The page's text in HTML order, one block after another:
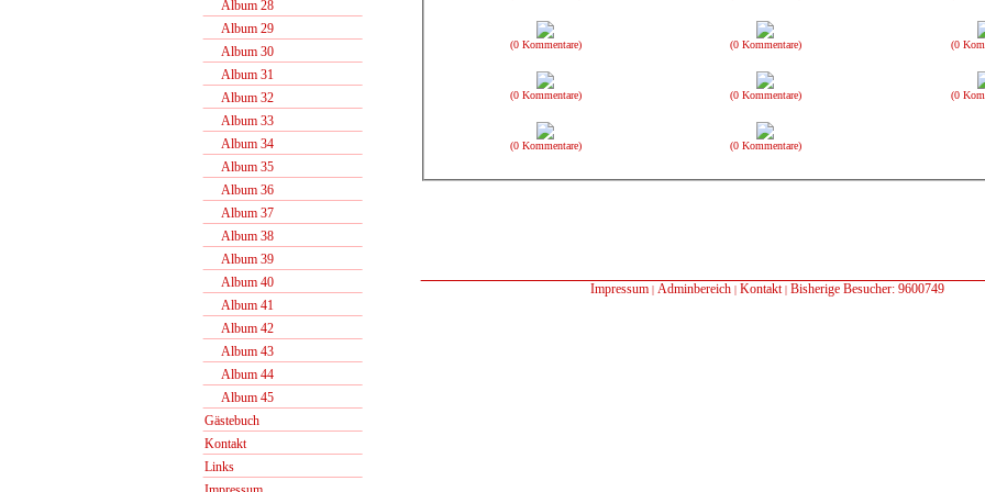
Album 28
Album 29
Album 30
Album 31
Album 32
Album 33
Album 34
Album 35
Album 36
Album 37
Album 38
Album 39
Album 40
Album 41
Album 42
Album 43
Album 44
Album 45
Gästebuch
Kontakt
Links
(0 Kommentare) (0 Kommentare) (0
(0 Kommentare) (0 Kommentare) (0
(0 Kommentare) (0 Kommentare)
Impressum Adminbereich Kontakt| Bisherige Besucher: 9600749